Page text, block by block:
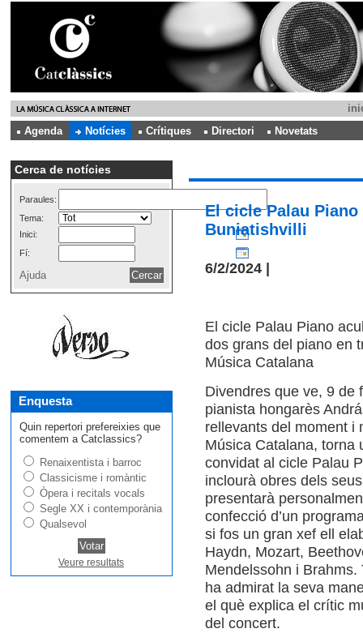
Agenda
Notícies Crítiques Directori Novetats
Cerca de notícies
Paraules:
Tema:
Inici:
Fí:
Ajuda
Enquesta
Quin repertori prefereixies que
comentem a Catclassics?
Renaixentista i barroc
Classicisme i romàntic
Òpera i recitals vocals
Segle XX i contemporània
Qualsevol
Veure resultats
El cicle Palau
Buniatishvilli
6/2/2024 |
El cicle Palau Piano
dos grans del piano en
Música Catalana
Divendres que ve, 9 de
pianista hongarès
rellevants del moment i
Música Catalana, torna
convidat al cicle Palau
inclourà obres dels
presentarà
confecció d’un
si fos un gran xef ell
Haydn, Mozart,
Mendelssohn i
ha admirat la seva
el què explica el crític
del concert.